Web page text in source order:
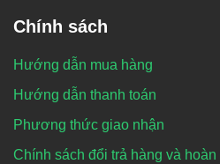
Chính sách
Hướng dẫn mua hàng
Hướng dẫn thanh toán
Phương thức giao nhận
Chính sách đổi trả hàng và hoàn